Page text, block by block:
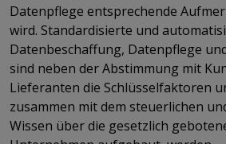
Datenpflege entsprechende
wird. Standardisierte und
Datenbeschaffung, Datenpflege
sind neben der Abstimmung mit
Lieferanten die Schlüsselfaktoren
zusammen mit dem steuerlichen
Wissen über die gesetzlich